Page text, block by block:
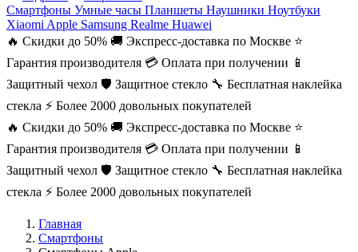
Смартфоны Умные часы Планшеты Наушники Ноутбуки
Xiaomi Apple Samsung Realme Huawei
🔥 Скидки до 50% 🚚 Экспресс-доставка по Москве ⭐
Гарантия производителя 💳 Оплата при получении 📱
Защитный чехол 🛡️ Защитное стекло 🔧 Бесплатная наклейка
стекла ⚡ Более 2000 довольных покупателей
🔥 Скидки до 50% 🚚 Экспресс-доставка по Москве ⭐
Гарантия производителя 💳 Оплата при получении 📱
Защитный чехол 🛡️ Защитное стекло 🔧 Бесплатная наклейка
стекла ⚡ Более 2000 довольных покупателей
Главная
Смартфоны